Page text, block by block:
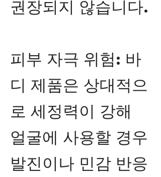
권장되지 않습니다.
피부 자극 위험: 바
디 제품은 상대적으
로 세정력이 강해
얼굴에 사용할 경우
발진이나 민감 반응